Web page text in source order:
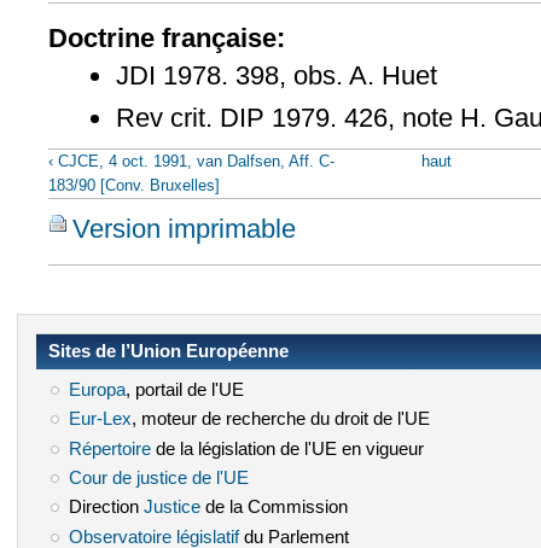
Doctrine française:
JDI 1978. 398, obs. A. Huet
Rev crit. DIP 1979. 426, note H.
‹ CJCE, 4 oct. 1991, van Dalfsen, Aff. C-
183/90 [Conv. Bruxelles]
haut
Version imprimable
Sites de l’Union Européenne
Europa(le lien est externe)
, portail de l'UE
Eur-Lex(le lien est externe)
, moteur de recherche du droit de l'UE
Répertoire(le lien est externe)
de la législation de l'UE en vigueur
Cour de justice de l'UE
Direction Justice(le lien est externe)
de la Commission
Observatoire législatif(le lien est externe)
du Parlement